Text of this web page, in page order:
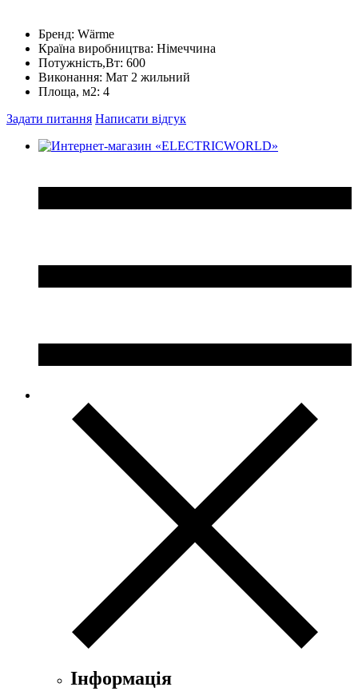
Бренд: Wärme
Країна виробництва: Німеччина
Потужність,Вт: 600
Виконання: Мат 2 жильний
Площа, м2: 4
Задати питання Написати відгук
Інформація